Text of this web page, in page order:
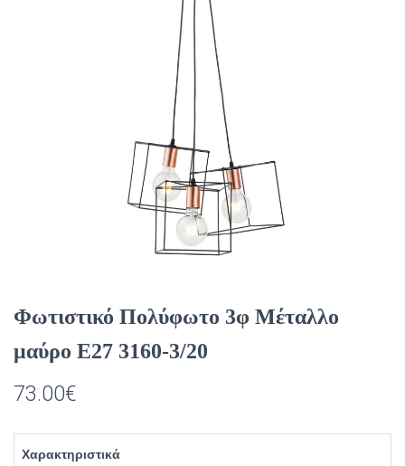
Φωτιστικό Πολύφωτο 3φ Μέταλλο
μαύρο Ε27 3160-3/20
73.00€
Χαρακτηριστικά